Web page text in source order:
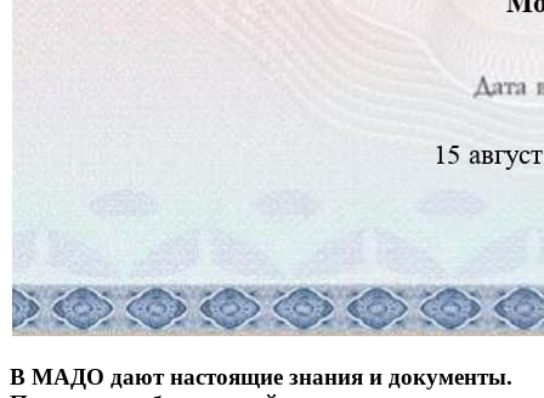
В МАДО дают настоящие знания и документы.